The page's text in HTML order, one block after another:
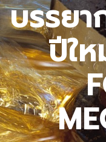
บรรยา
ปีใ